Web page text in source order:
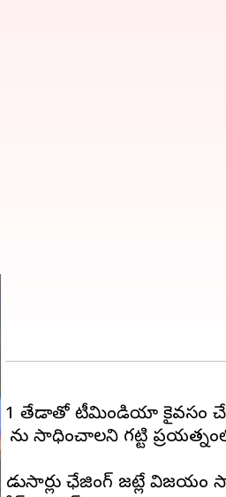
1 తేడాతో టీమిండియా కైవసం
ను సాధించాలని గట్టి
ఛేజింగ్ జట్లే